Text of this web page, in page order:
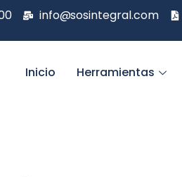
info@sosintegral.com
Inicio Herramientas